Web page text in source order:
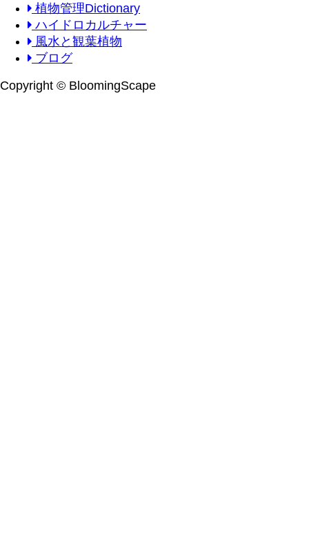
植物管理Dictionary
ハイドロカルチャー
風水と観葉植物
ブログ
Copyright © BloomingScape